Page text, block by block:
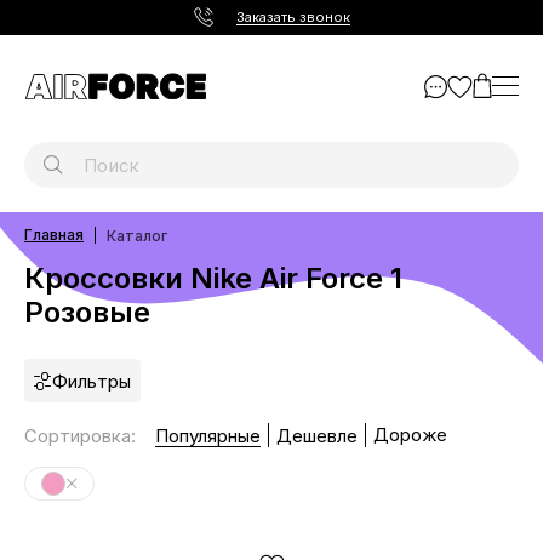
Заказать звонок
Главная Каталог
Кроссовки Nike Air Force 1
Розовые
Фильтры
Сортировка: Популярные Дешевле Дороже